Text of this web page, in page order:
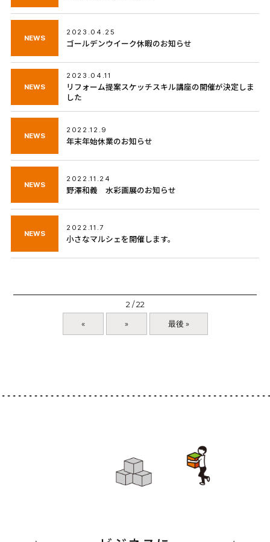
NEWS
2023.04.25
ゴールデンウイーク休暇のお知らせ
NEWS
2023.04.11
リフォーム提案スケッチスキル講座の開催が決定しま
した
NEWS
2022.12.9
年末年始休業のお知らせ
NEWS
2022.11.24
野澤和義 水彩画展のお知らせ
NEWS
2022.11.7
小さなマルシェを開催します。
2 / 22
« » 最後 »